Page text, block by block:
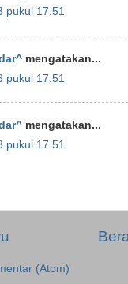
pukul 17.51
mengatakan...
pukul 17.51
mengatakan...
pukul 17.51
(Atom)